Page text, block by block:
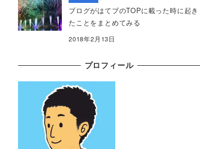
ブログがはてブのTOPに載った時に起き
たことをまとめてみる
2018年2月13日
プロフィール